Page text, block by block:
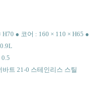
● 코어 : 160 × 110 × H65 ●
트 21-0 스테인리스 스틸